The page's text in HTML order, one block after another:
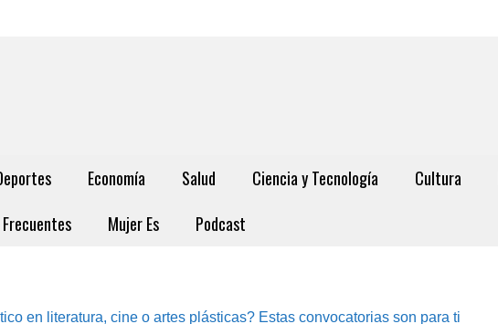
Economía Salud Ciencia y Tecnología Cultura
Mujer Es Podcast